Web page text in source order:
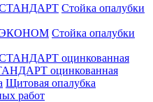
Стойка опалубки
Стойка опалубки
оцинкованная
Щитовая опалубка
работ